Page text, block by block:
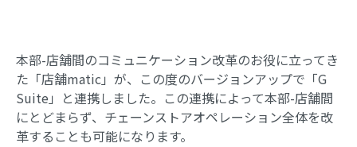
本部-店舗間のコミュニケーション改革のお役に立ってき
た「店舗matic」が、この度のバージョンアップで「G
Suite」と連携しました。この連携によって本部-店舗間
にとどまらず、チェーンストアオペレーション全体を改
革することも可能になります。